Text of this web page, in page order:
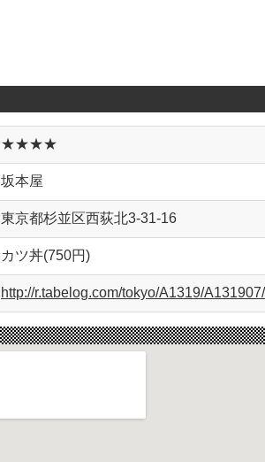
★★★★
坂本屋
東京都杉並区西荻北3-31-16
カツ丼(750円)
http://r.tabelog.com/tokyo/A1319/